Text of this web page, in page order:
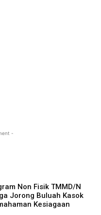
-
Non Fisik TMMD/N
Jorong Buluah Kasok
Kesiagaan